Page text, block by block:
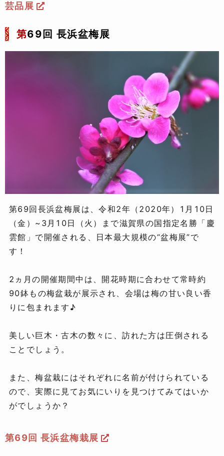
芸品展
第69回 長浜盆梅展
第69回長浜盆梅展は、令和2年（2020年）1月10日
（金）~3月10日（火）まで滋賀県の国指定名勝「慶
雲館」で開催される、日本最大規模の“盆梅展”で
す！
2ヵ月の開催期間中は、開花時期に合わせて常時約
90鉢もの梅盆栽が展示され、会場は梅の甘い良い香
りに包まれます♪
美しい巨木・古木の数々に、訪れた方は圧倒される
ことでしょう。
また、梅盆栽にはそれぞれに名前が付けられている
ので、実際に見てお気にいりを見つけてみてはいか
がでしょうか？
第69回 長浜盆梅栽展